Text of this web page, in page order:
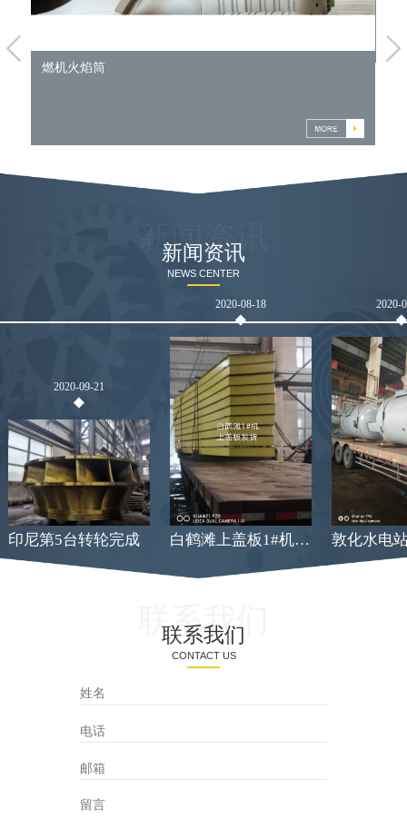
燃机火焰筒
新闻资讯
新闻资讯
NEWS CENTER
2020-09-21
印尼第5台转轮完成
2020-08-18
白鹤滩上盖板1#机发货
2020-
联系我们
联系我们
CONTACT US